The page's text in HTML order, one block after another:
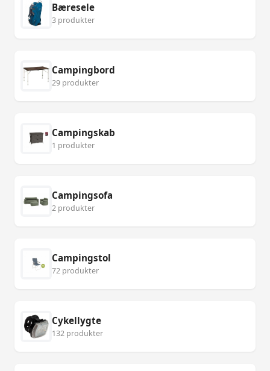
Bæresele
3 produkter
Campingbord
29 produkter
Campingskab
1 produkter
Campingsofa
2 produkter
Campingstol
72 produkter
Cykellygte
132 produkter